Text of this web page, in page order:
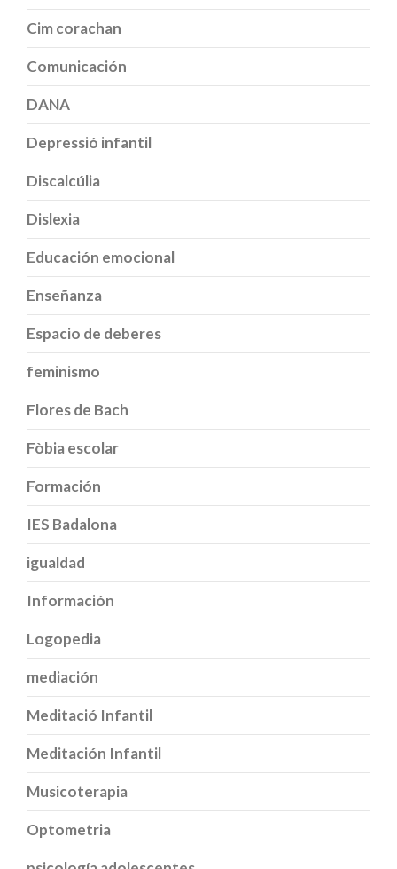
Cim corachan
Comunicación
DANA
Depressió infantil
Discalcúlia
Dislexia
Educación emocional
Enseñanza
Espacio de deberes
feminismo
Flores de Bach
Fòbia escolar
Formación
IES Badalona
igualdad
Información
Logopedia
mediación
Meditació Infantil
Meditación Infantil
Musicoterapia
Optometria